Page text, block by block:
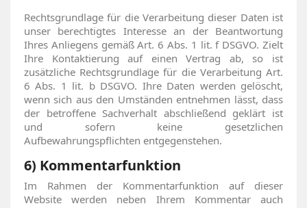
Rechtsgrundlage für die Verarbeitung dieser Daten ist
unser berechtigtes Interesse an der Beantwortung
Ihres Anliegens gemäß Art. 6 Abs. 1 lit. f DSGVO. Zielt
Ihre Kontaktierung auf einen Vertrag ab, so ist
zusätzliche Rechtsgrundlage für die Verarbeitung Art.
6 Abs. 1 lit. b DSGVO. Ihre Daten werden gelöscht,
wenn sich aus den Umständen entnehmen lässt, dass
der betroffene Sachverhalt abschließend geklärt ist
und sofern keine gesetzlichen
Aufbewahrungspflichten entgegenstehen.
6) Kommentarfunktion
Im Rahmen der Kommentarfunktion auf dieser
Website werden neben Ihrem Kommentar auch